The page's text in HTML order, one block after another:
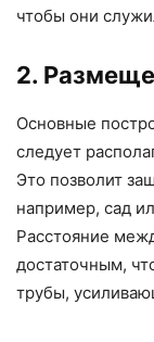
чтобы они
2.
Основные
следует
Это позволит
например, сад
Расстояние
достаточным,
трубы,